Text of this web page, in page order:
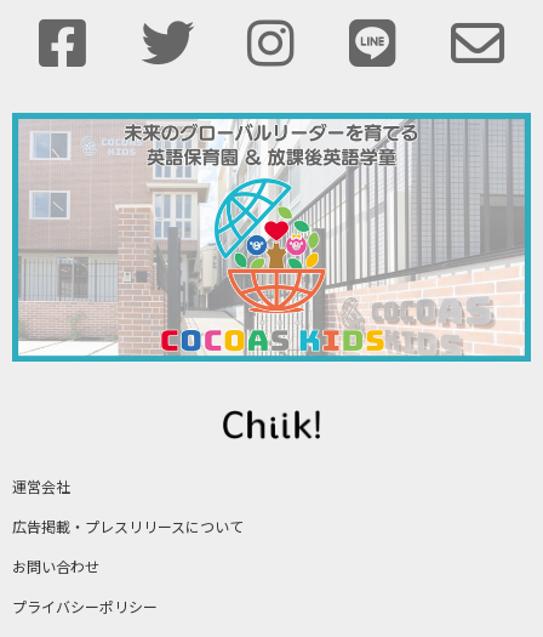
運営会社
広告掲載・プレスリリースについて
お問い合わせ
プライバシーポリシー